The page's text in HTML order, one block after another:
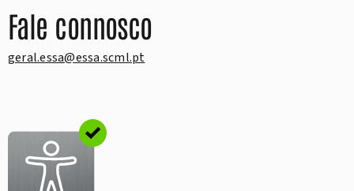
Fale connosco
geral.essa@essa.scml.pt